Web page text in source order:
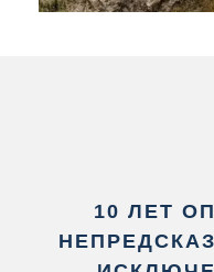
10 ЛЕТ